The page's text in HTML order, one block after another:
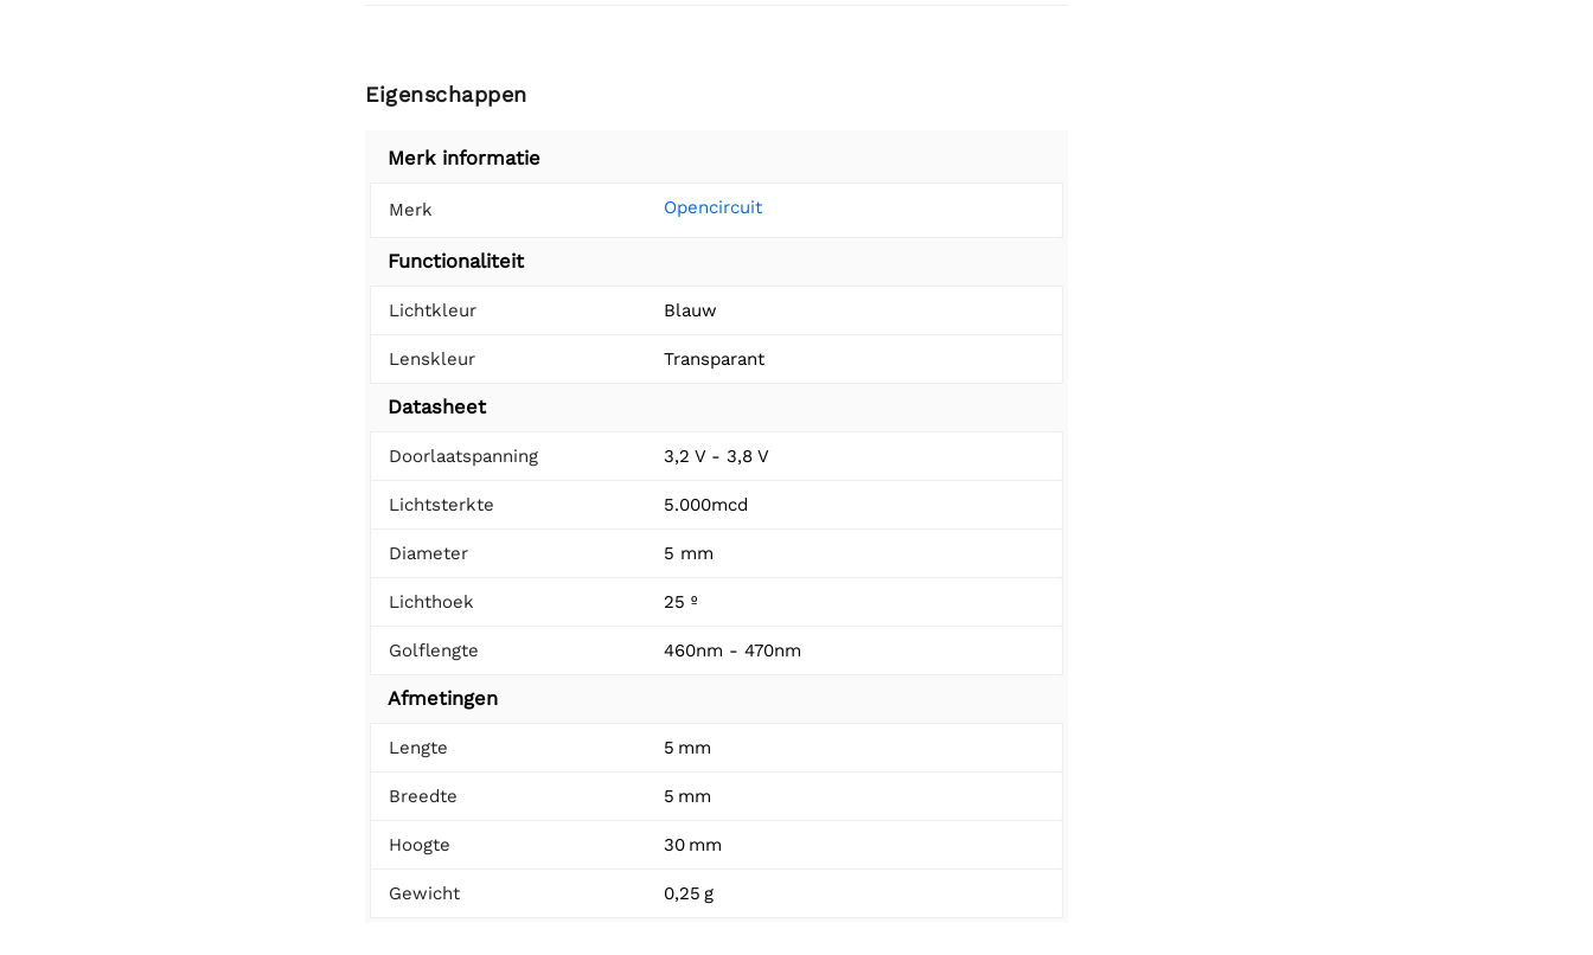
Eigenschappen
Merk informatie
Merk Opencircuit
Functionaliteit
Lichtkleur Blauw
Lenskleur Transparant
Datasheet
Doorlaatspanning 3,2 V - 3,8 V
Lichtsterkte 5.000mcd
Diameter 5 mm
Lichthoek 25 º
Golflengte 460nm - 470nm
Afmetingen
Lengte 5 mm
Breedte 5 mm
Hoogte 30 mm
Gewicht 0,25 g